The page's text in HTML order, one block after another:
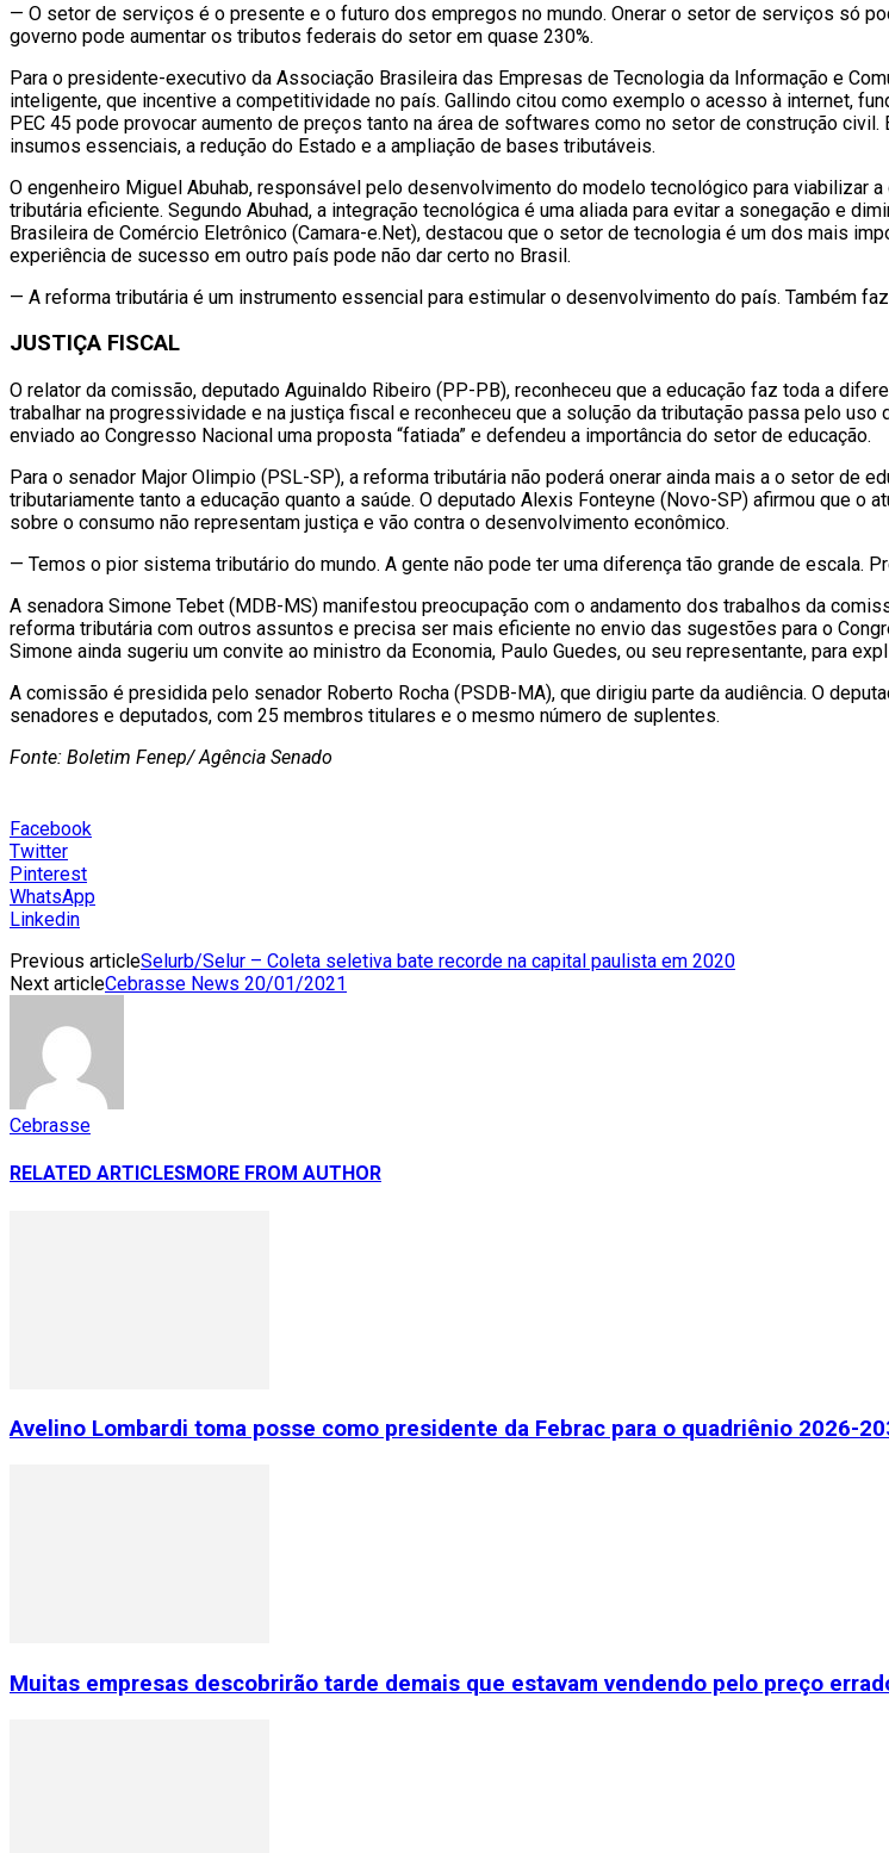
— O setor de serviços é o presente e o futuro dos empregos no mundo. Onerar o setor de serviços só
governo pode aumentar os tributos federais do setor em quase 230%.
Para o presidente-executivo da Associação Brasileira das Empresas de Tecnologia da Informação e
inteligente, que incentive a competitividade no país. Gallindo citou como exemplo o acesso à internet,
PEC 45 pode provocar aumento de preços tanto na área de softwares como no setor de construção
insumos essenciais, a redução do Estado e a ampliação de bases tributáveis.
O engenheiro Miguel Abuhab, responsável pelo desenvolvimento do modelo tecnológico para viabilizar
tributária eficiente. Segundo Abuhad, a integração tecnológica é uma aliada para evitar a sonegação e
Brasileira de Comércio Eletrônico (Camara-e.Net), destacou que o setor de tecnologia é um dos mais
experiência de sucesso em outro país pode não dar certo no Brasil.
— A reforma tributária é um instrumento essencial para estimular o desenvolvimento do país. Também
JUSTIÇA FISCAL
O relator da comissão, deputado Aguinaldo Ribeiro (PP-PB), reconheceu que a educação faz toda a
trabalhar na progressividade e na justiça fiscal e reconheceu que a solução da tributação passa pelo
enviado ao Congresso Nacional uma proposta “fatiada” e defendeu a importância do setor de educação.
Para o senador Major Olimpio (PSL-SP), a reforma tributária não poderá onerar ainda mais a o setor de
tributariamente tanto a educação quanto a saúde. O deputado Alexis Fonteyne (Novo-SP) afirmou que
sobre o consumo não representam justiça e vão contra o desenvolvimento econômico.
— Temos o pior sistema tributário do mundo. A gente não pode ter uma diferença tão grande de escala.
A senadora Simone Tebet (MDB-MS) manifestou preocupação com o andamento dos trabalhos da
reforma tributária com outros assuntos e precisa ser mais eficiente no envio das sugestões para o
Simone ainda sugeriu um convite ao ministro da Economia, Paulo Guedes, ou seu representante, para
A comissão é presidida pelo senador Roberto Rocha (PSDB-MA), que dirigiu parte da audiência. O
senadores e deputados, com 25 membros titulares e o mesmo número de suplentes.
Fonte: Boletim Fenep/ Agência Senado
Facebook
Twitter
Pinterest
WhatsApp
Linkedin
Previous articleSelurb/Selur – Coleta seletiva bate recorde na capital paulista em 2020
Next articleCebrasse News 20/01/2021
Cebrasse
RELATED ARTICLESMORE FROM AUTHOR
Avelino Lombardi toma posse como presidente da Febrac para o quadriênio 2026-
Muitas empresas descobrirão tarde demais que estavam vendendo pelo preço